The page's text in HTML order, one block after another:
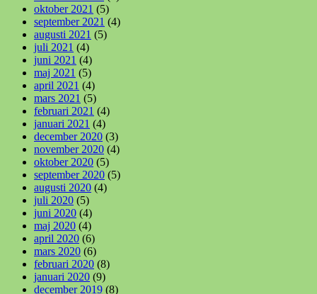
oktober 2021 (5)
september 2021 (4)
augusti 2021 (5)
juli 2021 (4)
juni 2021 (4)
maj 2021 (5)
april 2021 (4)
mars 2021 (5)
februari 2021 (4)
januari 2021 (4)
december 2020 (3)
november 2020 (4)
oktober 2020 (5)
september 2020 (5)
augusti 2020 (4)
juli 2020 (5)
juni 2020 (4)
maj 2020 (4)
april 2020 (6)
mars 2020 (6)
februari 2020 (8)
januari 2020 (9)
december 2019 (8)